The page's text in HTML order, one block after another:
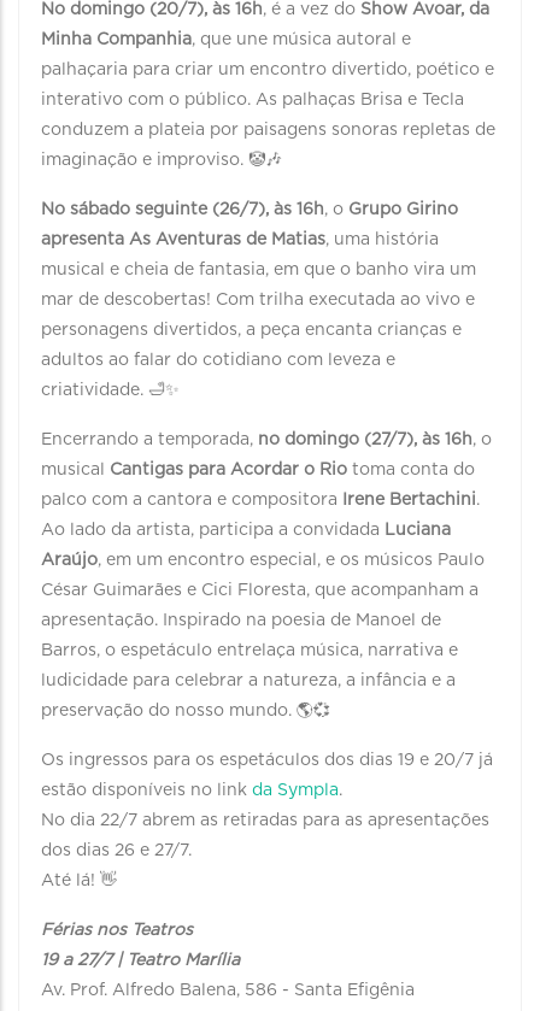
No domingo (20/7), às 16h, é a vez do Show Avoar, da
Minha Companhia, que une música autoral e
palhaçaria para criar um encontro divertido, poético e
interativo com o público. As palhaças Brisa e Tecla
conduzem a plateia por paisagens sonoras repletas de
imaginação e improviso. 🤡🎶
No sábado seguinte (26/7), às 16h, o Grupo Girino
apresenta As Aventuras de Matias, uma história
musical e cheia de fantasia, em que o banho vira um
mar de descobertas! Com trilha executada ao vivo e
personagens divertidos, a peça encanta crianças e
adultos ao falar do cotidiano com leveza e
criatividade. 🛁✨
Encerrando a temporada, no domingo (27/7), às 16h, o
musical Cantigas para Acordar o Rio toma conta do
palco com a cantora e compositora
Irene Bertachini.
Ao lado da artista, participa a convidada Luciana
Araújo, em um encontro especial, e os músicos Paulo
César Guimarães e Cici Floresta, que acompanham a
apresentação. Inspirado na poesia de Manoel de
Barros, o espetáculo entrelaça música, narrativa e
ludicidade para celebrar a natureza, a infância e a
preservação do nosso mundo. 🌎💞
Os ingressos para os espetáculos dos dias 19 e 20/7 já
estão disponíveis no link da Sympla.
No dia 22/7 abrem as retiradas para as apresentações
dos dias 26 e 27/7.
Até lá! 👋
Férias nos Teatros
19 a 27/7 | Teatro Marília
Av. Prof. Alfredo Balena, 586 - Santa Efigênia